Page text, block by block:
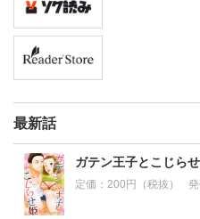
最新話
ガテン王子とこじら
定価： 200円（税抜）